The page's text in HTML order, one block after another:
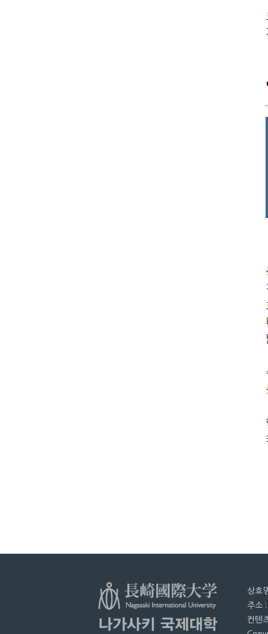
상호
주소
컨텐